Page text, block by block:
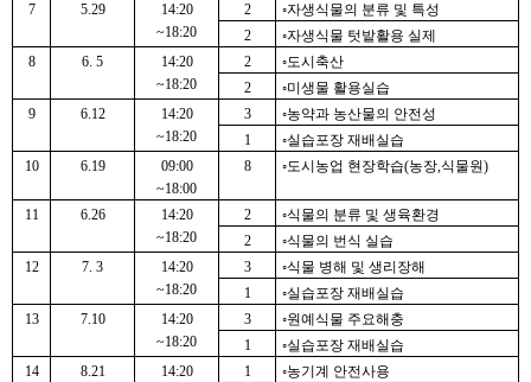
7
5.29
14:20
~18:20
2
◦자생식물의 분류 및 특성
2
◦자생식물 텃밭활용 실제
8
6. 5
14:20
~18:20
2
◦도시축산
2
◦미생물 활용실습
9
6.12
14:20
~18:20
3
◦농약과 농산물의 안전성
1
◦실습포장 재배실습
10
6.19
09:00
~18:00
8 ◦도시농업 현장학습(농장,식물원)
11 6.26
14:20
~18:20
2
◦식물의 분류 및 생육환경
2
◦식물의 번식 실습
12
7. 3
14:20
~18:20
3
◦식물 병해 및 생리장해
1
◦실습포장 재배실습
13
7.10
14:20
~18:20
3
◦원예식물 주요해충
1
◦실습포장 재배실습
14
8.21
14:20
1
◦농기계 안전사용